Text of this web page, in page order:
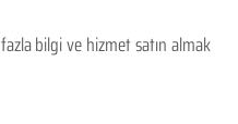
bilgi ve hizmet satın almak